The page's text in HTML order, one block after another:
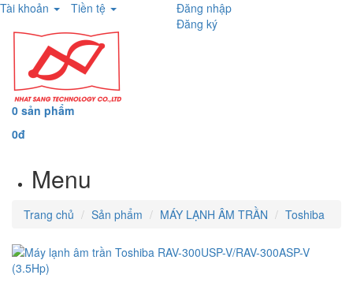
Tài khoản Tiền tệ
Đăng nhập
Đăng ký
0 sản phẩm
0đ
Menu
Trang chủ Sản phẩm MÁY LẠNH ÂM TRẦN Toshiba